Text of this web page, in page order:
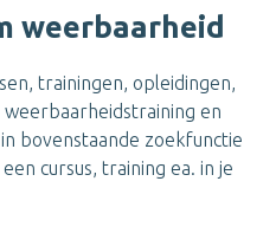
weerbaarheid
trainingen, opleidingen,
en
bovenstaande zoekfunctie
cursus, training ea. in je